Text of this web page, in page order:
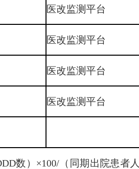
医改监测平台
医改监测平台
医改监测平台
医改监测平台
数）×100/（同期出院患者